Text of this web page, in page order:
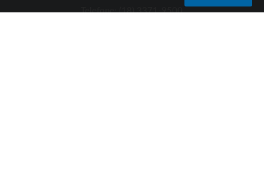
Telefone: (18) 3371-9500